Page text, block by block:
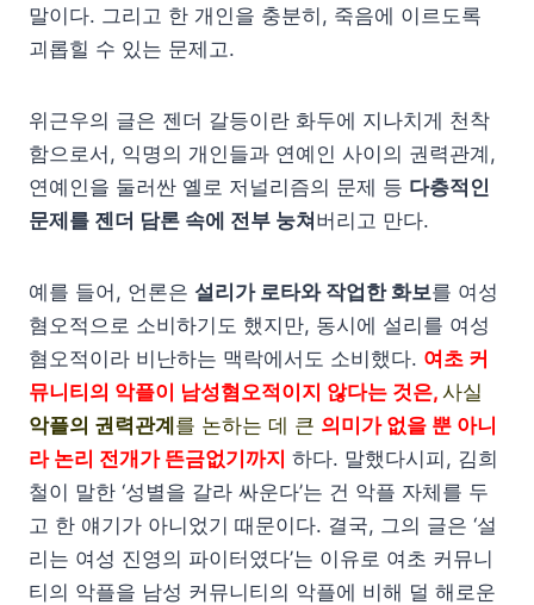
말이다. 그리고 한 개인을 충분히, 죽음에 이르도록
괴롭힐 수 있는 문제고.
위근우의 글은 젠더 갈등이란 화두에 지나치게 천착
함으로서, 익명의 개인들과 연예인 사이의 권력관계,
연예인을 둘러싼 옐로 저널리즘의 문제 등 다층적인
문제를 젠더 담론 속에 전부 눙쳐버리고 만다.
예를 들어, 언론은 설리가 로타와 작업한 화보를 여성
혐오적으로 소비하기도 했지만, 동시에 설리를 여성
혐오적이라 비난하는 맥락에서도 소비했다. 여초 커
뮤니티의 악플이 남성혐오적이지 않다는 것은, 사실
악플의 권력관계를 논하는 데 큰 의미가 없을 뿐 아니
라 논리 전개가 뜬금없기까지 하다. 말했다시피, 김희
철이 말한 ‘성별을 갈라 싸운다’는 건 악플 자체를 두
고 한 얘기가 아니었기 때문이다. 결국, 그의 글은 ‘설
리는 여성 진영의 파이터였다’는 이유로 여초 커뮤니
티의 악플을 남성 커뮤니티의 악플에 비해 덜 해로운